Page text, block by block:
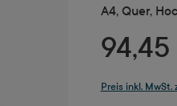
A4, Quer,
Preis inkl.